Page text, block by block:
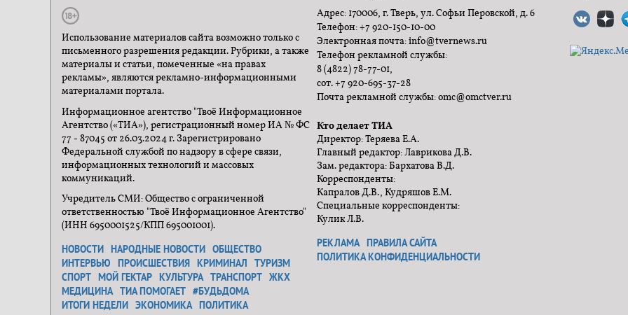
Использование материалов сайта возможно только с
письменного разрешения редакции. Рубрики, а также
материалы и статьи, помеченные «на правах
рекламы», являются рекламно-информационными
материалами портала.
Информационное агентство "Твоё Информационное
Агентство («ТИА»), регистрационный номер ИА № ФС
77 - 87045 от 26.03.2024 г. Зарегистрировано
Федеральной службой по надзору в сфере связи,
информационных технологий и массовых
коммуникаций.
Учредитель СМИ: Общество с ограниченной
ответственностью "Твоё Информационное Агентство"
(ИНН 6950001525/КПП 695001001).
НОВОСТИ НАРОДНЫЕ НОВОСТИ ОБЩЕСТВО
ИНТЕРВЬЮ
ПРОИСШЕСТВИЯ КРИМИНАЛ
ТУРИЗМ
СПОРТ МОЙ ГЕКТАР КУЛЬТУРА ТРАНСПОРТ ЖКХ
МЕДИЦИНА ТИА ПОМОГАЕТ #БУДЬДОМА
ИТОГИ НЕДЕЛИ ЭКОНОМИКА ПОЛИТИКА
Адрес: 170006, г. Тверь, ул. Софьи Перовской, д. 6
Телефон: +7 920-150-10-00
Электронная почта: info@tvernews.ru
Телефон рекламной службы:
8 (4822) 78-77-01,
сот. +7 920-695-37-28
Почта рекламной службы: omc@omctver.ru
Кто делает ТИА
Директор: Теряева Е.А.
Главный редактор: Лаврикова Д.В.
Зам. редактора: Бархатова В.Д.
Корреспонденты:
Капралов Д.В., Кудряшов Е.М.
Специальные корреспонденты:
Кулик Л.В.
РЕКЛАМА ПРАВИЛА САЙТА
ПОЛИТИКА КОНФИДЕНЦИАЛЬНОСТИ